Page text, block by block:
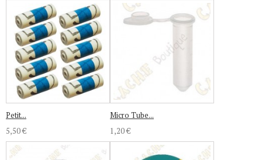
Petit...
5,50 €
Micro Tube...
1,20 €